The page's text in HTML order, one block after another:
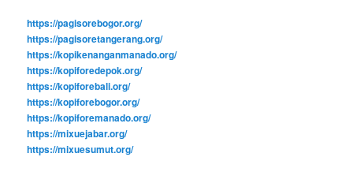
https://pagisorebogor.org/
https://pagisoretangerang.org/
https://kopikenanganmanado.org/
https://kopiforedepok.org/
https://kopiforebali.org/
https://kopiforebogor.org/
https://kopiforemanado.org/
https://mixuejabar.org/
https://mixuesumut.org/